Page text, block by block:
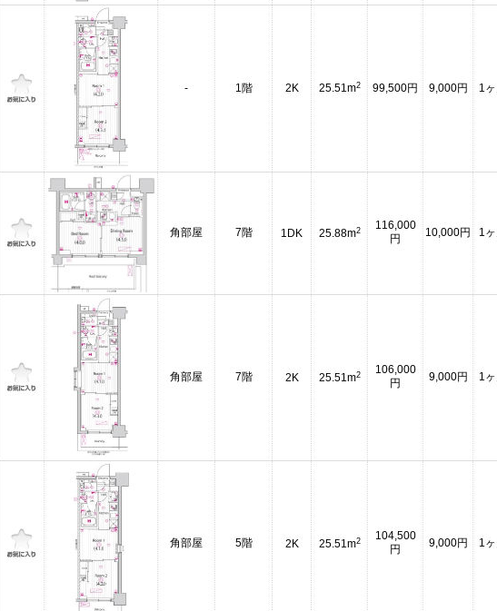
- 1階 2K 25.51m2 99,500円 9,000円 1ヶ
角部屋 7階 1DK 25.88m2
116,000
円
10,000円 1ヶ
角部屋 7階 2K 25.51m2
106,000
円
9,000円 1ヶ
角部屋 5階 2K 25.51m2
104,500
円
9,000円 1ヶ